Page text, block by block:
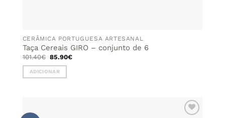
CERÂMICA PORTUGUESA ARTESANAL
Taça Cereais GIRO – conjunto de 6
101.40€ O
original
era:
101.40€.
85.90€O
ADICIONAR